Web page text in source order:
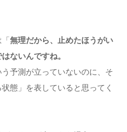
無理だから、止めたほうがい
ないんですね。
う予測が立っていないのに、そ
態」を表していると思ってく